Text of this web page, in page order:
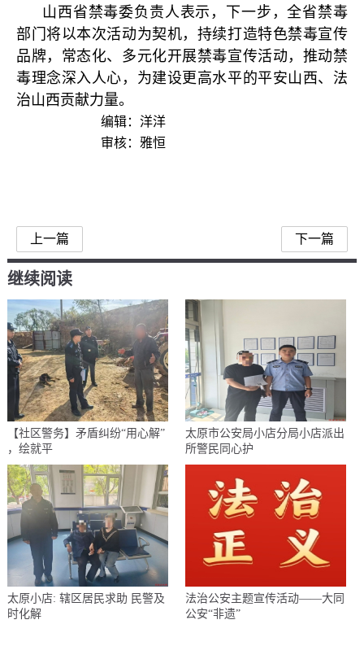
山西省禁毒委负责人表示，下一步，全省禁毒
部门将以本次活动为契机，持续打造特色禁毒宣传
品牌，常态化、多元化开展禁毒宣传活动，推动禁
毒理念深入人心，为建设更高水平的平安山西、法
治山西贡献力量。
编辑：洋洋
审核：雅恒
上一篇 下一篇
继续阅读
【社区警务】矛盾纠纷“用心解”
，绘就平
太原市公安局小店分局小店派出
所警民同心护
太原小店: 辖区居民求助 民警及
时化解
法治公安主题宣传活动——大同
公安“非遗”